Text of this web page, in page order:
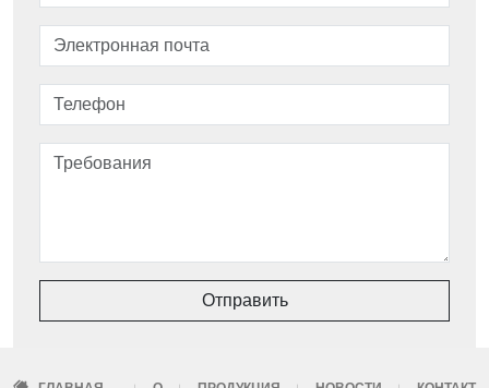
Отправить